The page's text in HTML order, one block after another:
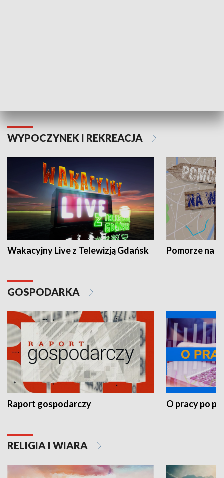
WYPOCZYNEK I REKREACJA
Wakacyjny Live z Telewizją Gdańsk Pomorze na
GOSPODARKA
Raport gospodarczy O pracy po
RELIGIA I WIARA